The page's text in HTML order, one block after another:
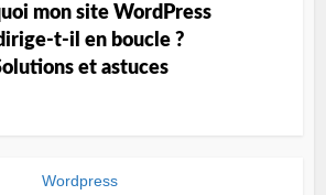
mon site WordPress
t-il en boucle ?
et astuces
Wordpress